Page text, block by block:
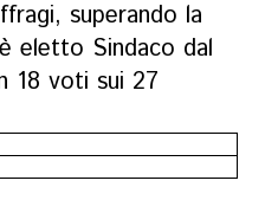
superando la
eletto Sindaco dal
18 voti sui 27